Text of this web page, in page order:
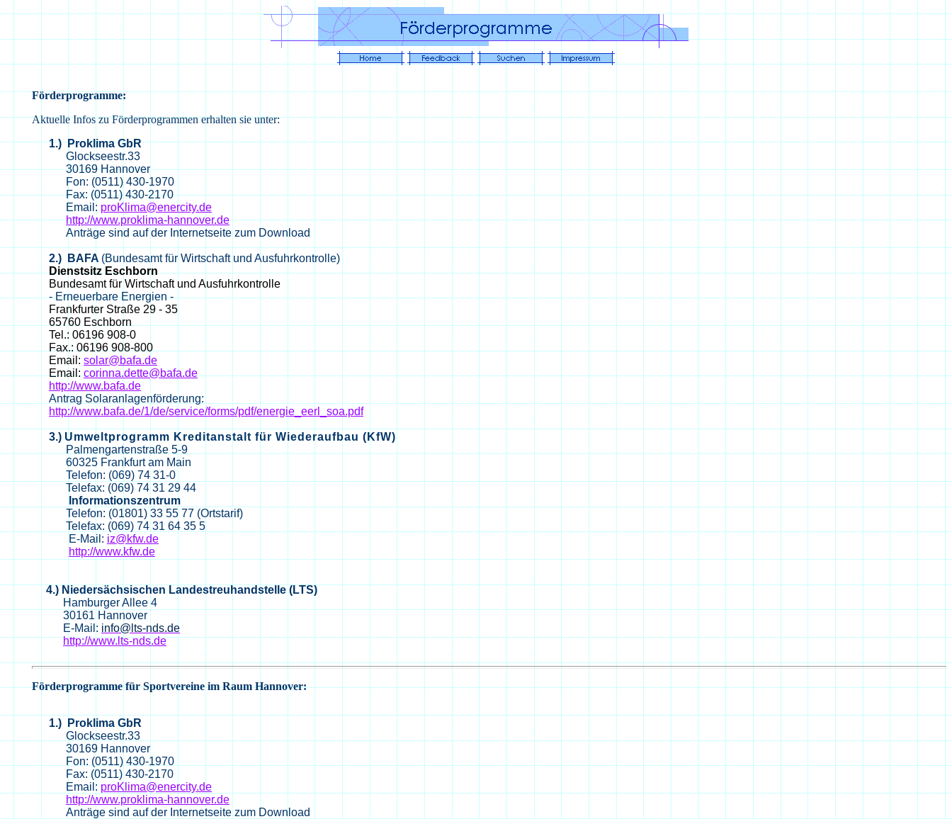
Förderprogramme:
Aktuelle Infos zu Förderprogrammen erhalten sie unter:
1.)ProklimaGbR
Glockseestr.33
30169 Hannover
Fon: (0511) 430-1970
Fax: (0511) 430-2170
Email: proKlima@enercity.de
http://www.proklima-hannover.de
Anträge sind auf der Internetseite zum Download
2.) BAFA (Bundesamt für Wirtschaft und Ausfuhrkontrolle)
Dienstsitz Eschborn
Bundesamt für Wirtschaft und Ausfuhrkontrolle
- Erneuerbare Energien -
Frankfurter Straße 29 - 35
65760 Eschborn
Tel.: 06196 908-0
Fax.: 06196 908-800
Email: solar@bafa.de
Email:corinna.dette@bafa.de
http://www.bafa.de
Antrag Solaranlagenförderung:
http://www.bafa.de/1/de/service/forms/pdf/energie_eerl_soa.pdf
3.) Umweltprogramm Kreditanstalt für Wiederaufbau (KfW)
Palmengartenstraße 5-9
60325 Frankfurt am Main
Telefon: (069) 74 31-0
Telefax: (069) 74 31 29 44
Informationszentrum
Telefon: (01801) 33 55 77 (Ortstarif)
Telefax: (069) 74 31 64 35 5
E-Mail: iz@kfw.de
http://www.kfw.de
4.) Niedersächsischen Landestreuhandstelle (LTS)
HamburgerAllee 4
30161 Hannover
E-Mail: info@lts-nds.de
http://www.lts-nds.de
Förderprogramme für Sportvereine im Raum Hannover:
1.) Proklima GbR
Glockseestr.33
30169 Hannover
Fon: (0511) 430-1970
Fax: (0511) 430-2170
Email: proKlima@enercity.de
http://www.proklima-hannover.de
Anträge sind auf der Internetseite zum Download